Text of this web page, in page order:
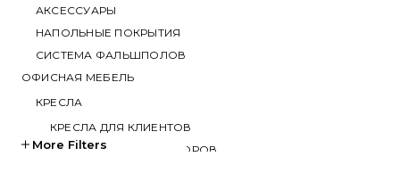
АКСЕССУАРЫ
НАПОЛЬНЫЕ ПОКРЫТИЯ
СИСТЕМА ФАЛЬШПОЛОВ
ОФИСНАЯ МЕБЕЛЬ
КРЕСЛА
КРЕСЛА ДЛЯ КЛИЕНТОВ
КРЕСЛА ДЛЯ ПЕРЕГОВОРОВ
More Filters